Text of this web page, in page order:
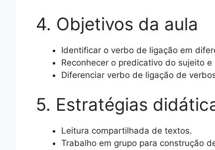
4. Objetivos da aula
Identificar o verbo de ligação em
Reconhecer o predicativo do sujeito
Diferenciar verbo de ligação de
5. Estratégias
Leitura compartilhada de textos.
Trabalho em grupo para construção